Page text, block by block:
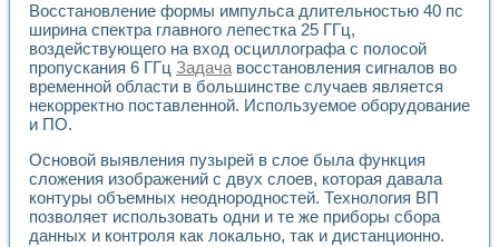
Учебный стенд для исследования принципа действия
Оборудование и программное обеспечение учебных
Виртуальный лабораторный практикум для изучения
Управление роботом ТУР-10 средствами LabVIEW
Аппаратно-программный комплекс для исследования
Использование технологий NATIONAL INSTRUMENTS в
Разработка модификаций алгоритма полигармонической
Учебный стенд для исследования принципа действия
Виртуальная система поддержки принимаемых решений в
Восстановление формы импульса длительностью 40 пс
ширина спектра главного лепестка 25 ГГц,
воздействующего на вход осциллографа с полосой
пропускания 6 ГГц Задачавосстановления сигналов во
временной области в большинстве случаев является
некорректно поставленной. Используемое оборудование
и ПО.
Основой выявления пузырей в слое была функция
сложения изображений с двух слоев, которая давала
контуры объемных неоднородностей. Технология ВП
позволяет использовать одни и те же приборы сбора
данных и контроля как локально, так и дистанционно.